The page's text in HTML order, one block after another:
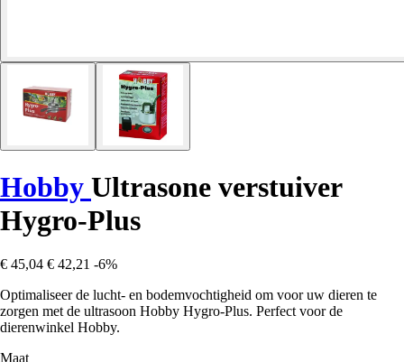
Hobby Ultrasone verstuiver
Hygro-Plus
€ 45,04 € 42,21 -6%
Optimaliseer de lucht- en bodemvochtigheid om voor uw dieren te
zorgen met de ultrasoon Hobby Hygro-Plus. Perfect voor de
dierenwinkel Hobby.
Maat